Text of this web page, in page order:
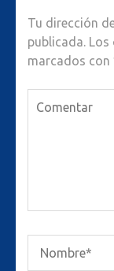
Tu dirección
publicada. Los
marcados con